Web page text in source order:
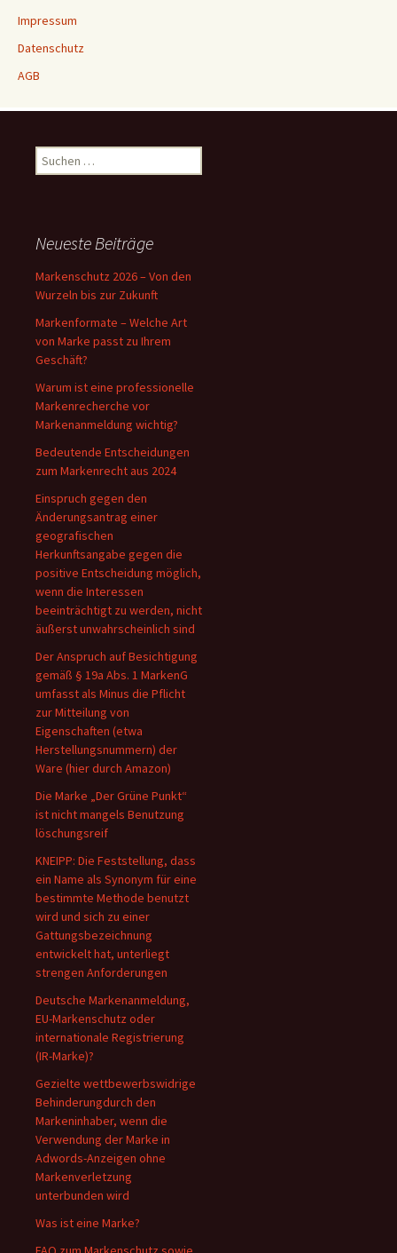
Impressum
Datenschutz
AGB
Suchen
nach:
Neueste Beiträge
Markenschutz 2026 – Von den
Wurzeln bis zur Zukunft
Markenformate – Welche Art
von Marke passt zu Ihrem
Geschäft?
Warum ist eine professionelle
Markenrecherche vor
Markenanmeldung wichtig?
Bedeutende Entscheidungen
zum Markenrecht aus 2024
Einspruch gegen den
Änderungsantrag einer
geografischen
Herkunftsangabe gegen die
positive Entscheidung möglich,
wenn die Interessen
beeinträchtigt zu werden, nicht
äußerst unwahrscheinlich sind
Der Anspruch auf Besichtigung
gemäß § 19a Abs. 1 MarkenG
umfasst als Minus die Pflicht
zur Mitteilung von
Eigenschaften (etwa
Herstellungsnummern) der
Ware (hier durch Amazon)
Die Marke „Der Grüne Punkt“
ist nicht mangels Benutzung
löschungsreif
KNEIPP: Die Feststellung, dass
ein Name als Synonym für eine
bestimmte Methode benutzt
wird und sich zu einer
Gattungsbezeichnung
entwickelt hat, unterliegt
strengen Anforderungen
Deutsche Markenanmeldung,
EU-Markenschutz oder
internationale Registrierung
(IR-Marke)?
Gezielte wettbewerbswidrige
Behinderungdurch den
Markeninhaber, wenn die
Verwendung der Marke in
Adwords-Anzeigen ohne
Markenverletzung
unterbunden wird
Was ist eine Marke?